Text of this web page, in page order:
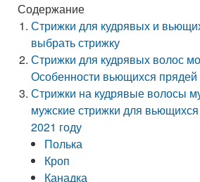
Содержание
Стрижки для кудрявых и
выбрать стрижку
Стрижки для кудрявых волос
Особенности вьющихся прядей
Стрижки на кудрявые волосы
мужские стрижки для вьющихся
2021 году
Полька
Кроп
Канадка